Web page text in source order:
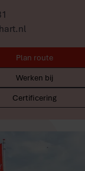
Plan route
Werken bij
Certificering